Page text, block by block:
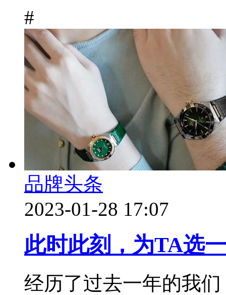
#
品牌头条
2023-01-28 17:07
此时此刻，为TA选
经历了过去一年的我